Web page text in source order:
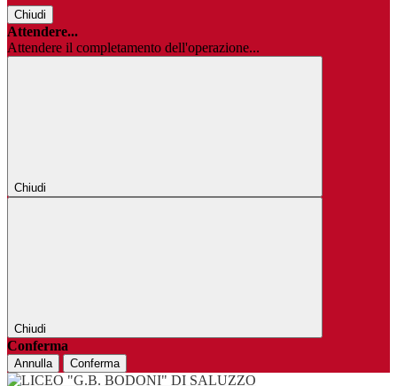
Chiudi
Attendere...
Attendere il completamento dell'operazione...
Chiudi
Chiudi
Conferma
Annulla Conferma